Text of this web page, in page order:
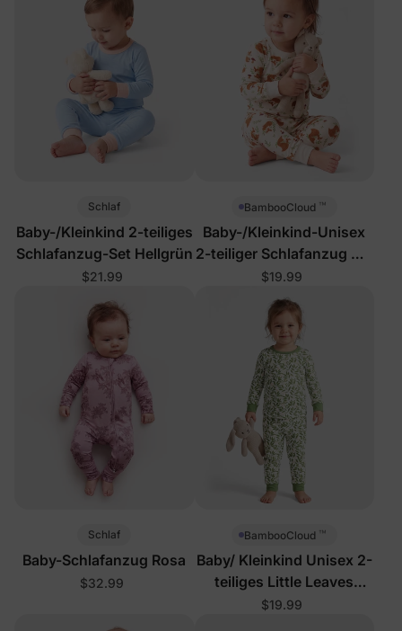
Schlaf
Baby-/Kleinkind 2-teiliges
Schlafanzug-Set Hellgrün
$21.99
BambooCloud ™
Baby-/Kleinkind-Unisex
2-teiliger Schlafanzug mit
Waldfüchsen
$19.99
Schlaf
Baby-Schlafanzug Rosa
$32.99
BambooCloud ™
Baby/ Kleinkind Unisex 2-
teiliges Little Leaves
Schlafanzug-Set
$19.99